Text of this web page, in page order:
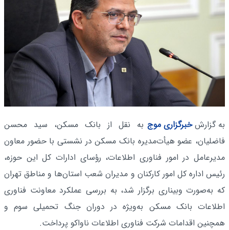
به گزارشخبرگزاری موج به نقل از بانک مسکن، سید محسن
فاضلیان، عضو هیأت‌مدیره بانک مسکن در نشستی با حضور معاون
مدیرعامل در امور فناوری اطلاعات، رؤسای ادارات کل این حوزه،
رئیس اداره کل امور کارکنان و مدیران شعب استان‌ها و مناطق تهران
که به‌صورت وبیناری برگزار شد، به بررسی عملکرد معاونت فناوری
اطلاعات بانک مسکن به‌ویژه در دوران جنگ تحمیلی سوم و
همچنین اقدامات شرکت فناوری اطلاعات ناواکو پرداخت.